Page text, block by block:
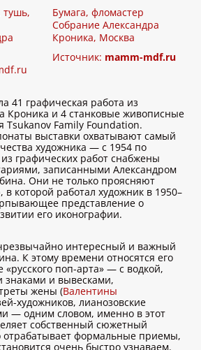
тушь,
Бумага, фломастер
Собрание Александра
Кроника, Москва
Источник: mamm-mdf.ru
41 графическая работа из
Кроника и 4 станковые живописные
Tsukanov Family Foundation.
выставки охватывают самый
художника — с 1954 по
графических работ снабжены
записанными Александром
Они не только проясняют
в которой работал художник в 1950–
представление о
его иконографии.
интересный и важный
К этому времени относятся его
поп-арта» — с водкой,
и вывесками,
жены (Валентины
художников, лианозовские
— одним словом, именно в этот
собственный сюжетный
отрабатывает формальные приемы,
очень быстро узнаваем.